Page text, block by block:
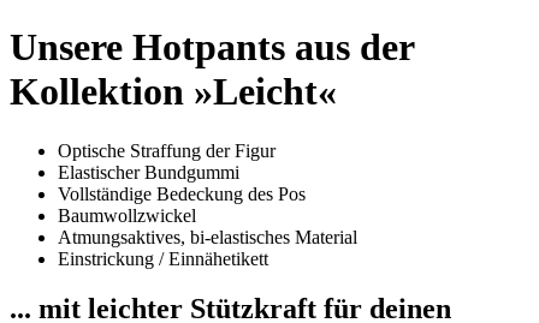
Unsere Hotpants aus der
Kollektion »Leicht«
Optische Straffung der Figur
Elastischer Bundgummi
Vollständige Bedeckung des Pos
Baumwollzwickel
Atmungsaktives, bi-elastisches Material
Einstrickung / Einnähetikett
... mit leichter Stützkraft für deinen